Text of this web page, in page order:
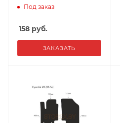
Под заказ
158 руб.
ЗАКАЗАТЬ